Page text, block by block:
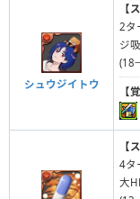
シュウジイトウ
【
2タ
ジ
【
【
4タ
大